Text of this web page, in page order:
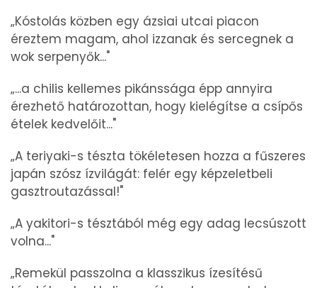
„Kóstolás közben egy ázsiai utcai piacon
éreztem magam, ahol izzanak és sercegnek a
wok serpenyők..."
„...a chilis kellemes pikánssága épp annyira
érezhető határozottan, hogy kielégítse a csípős
ételek kedvelőit..."
„A teriyaki-s tészta tökéletesen hozza a fűszeres
japán szósz ízvilágát: felér egy képzeletbeli
gasztroutazással!"
„A yakitori-s tésztából még egy adag lecsúszott
volna..."
„Remekül passzolna a klasszikus ízesítésű